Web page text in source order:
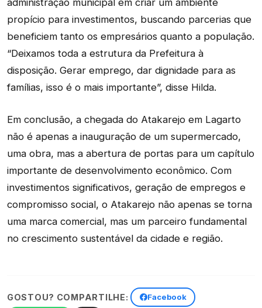
administração municipal em criar um ambiente
propício para investimentos, buscando parcerias que
beneficiem tanto os empresários quanto a população.
“Deixamos toda a estrutura da Prefeitura à
disposição. Gerar emprego, dar dignidade para as
famílias, isso é o mais importante”, disse Hilda.
Em conclusão, a chegada do Atakarejo em Lagarto
não é apenas a inauguração de um supermercado,
uma obra, mas a abertura de portas para um capítulo
importante de desenvolvimento econômico. Com
investimentos significativos, geração de empregos e
compromisso social, o Atakarejo não apenas se torna
uma marca comercial, mas um parceiro fundamental
no crescimento sustentável da cidade e região.
GOSTOU? COMPARTILHE: Facebook